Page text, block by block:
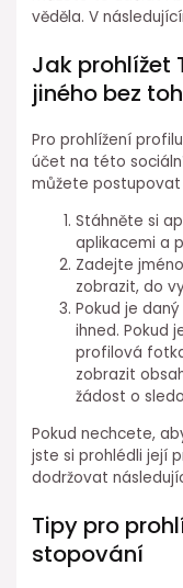
věděla. V
Jak prohlížet
jiného bez
Pro prohlížení
účet na této
můžete postupovat
Stáhněte si
aplikacemi a
Zadejte
zobrazit, do
Pokud je
ihned. Pokud
profilová
zobrazit
žádost o
Pokud nechcete,
jste si prohlédli její
dodržovat
Tipy pro
stopování